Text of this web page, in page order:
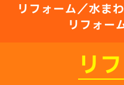
リフォーム／水ま
リフォー
リ